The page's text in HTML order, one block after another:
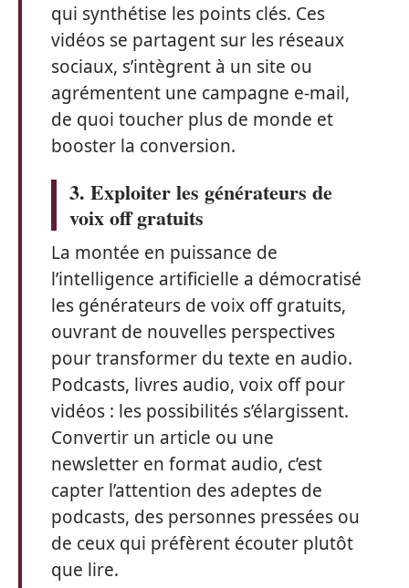
qui synthétise les points clés. Ces
vidéos se partagent sur les réseaux
sociaux, s’intègrent à un site ou
agrémentent une campagne e-mail,
de quoi toucher plus de monde et
booster la conversion.
3. Exploiter les générateurs de
voix off gratuits
La montée en puissance de
l’intelligence artificielle a démocratisé
les générateurs de voix off gratuits,
ouvrant de nouvelles perspectives
pour transformer du texte en audio.
Podcasts, livres audio, voix off pour
vidéos : les possibilités s’élargissent.
Convertir un article ou une
newsletter en format audio, c’est
capter l’attention des adeptes de
podcasts, des personnes pressées ou
de ceux qui préfèrent écouter plutôt
que lire.